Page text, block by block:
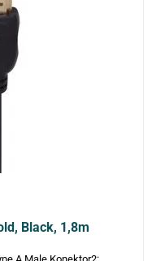
Black, 1,8m